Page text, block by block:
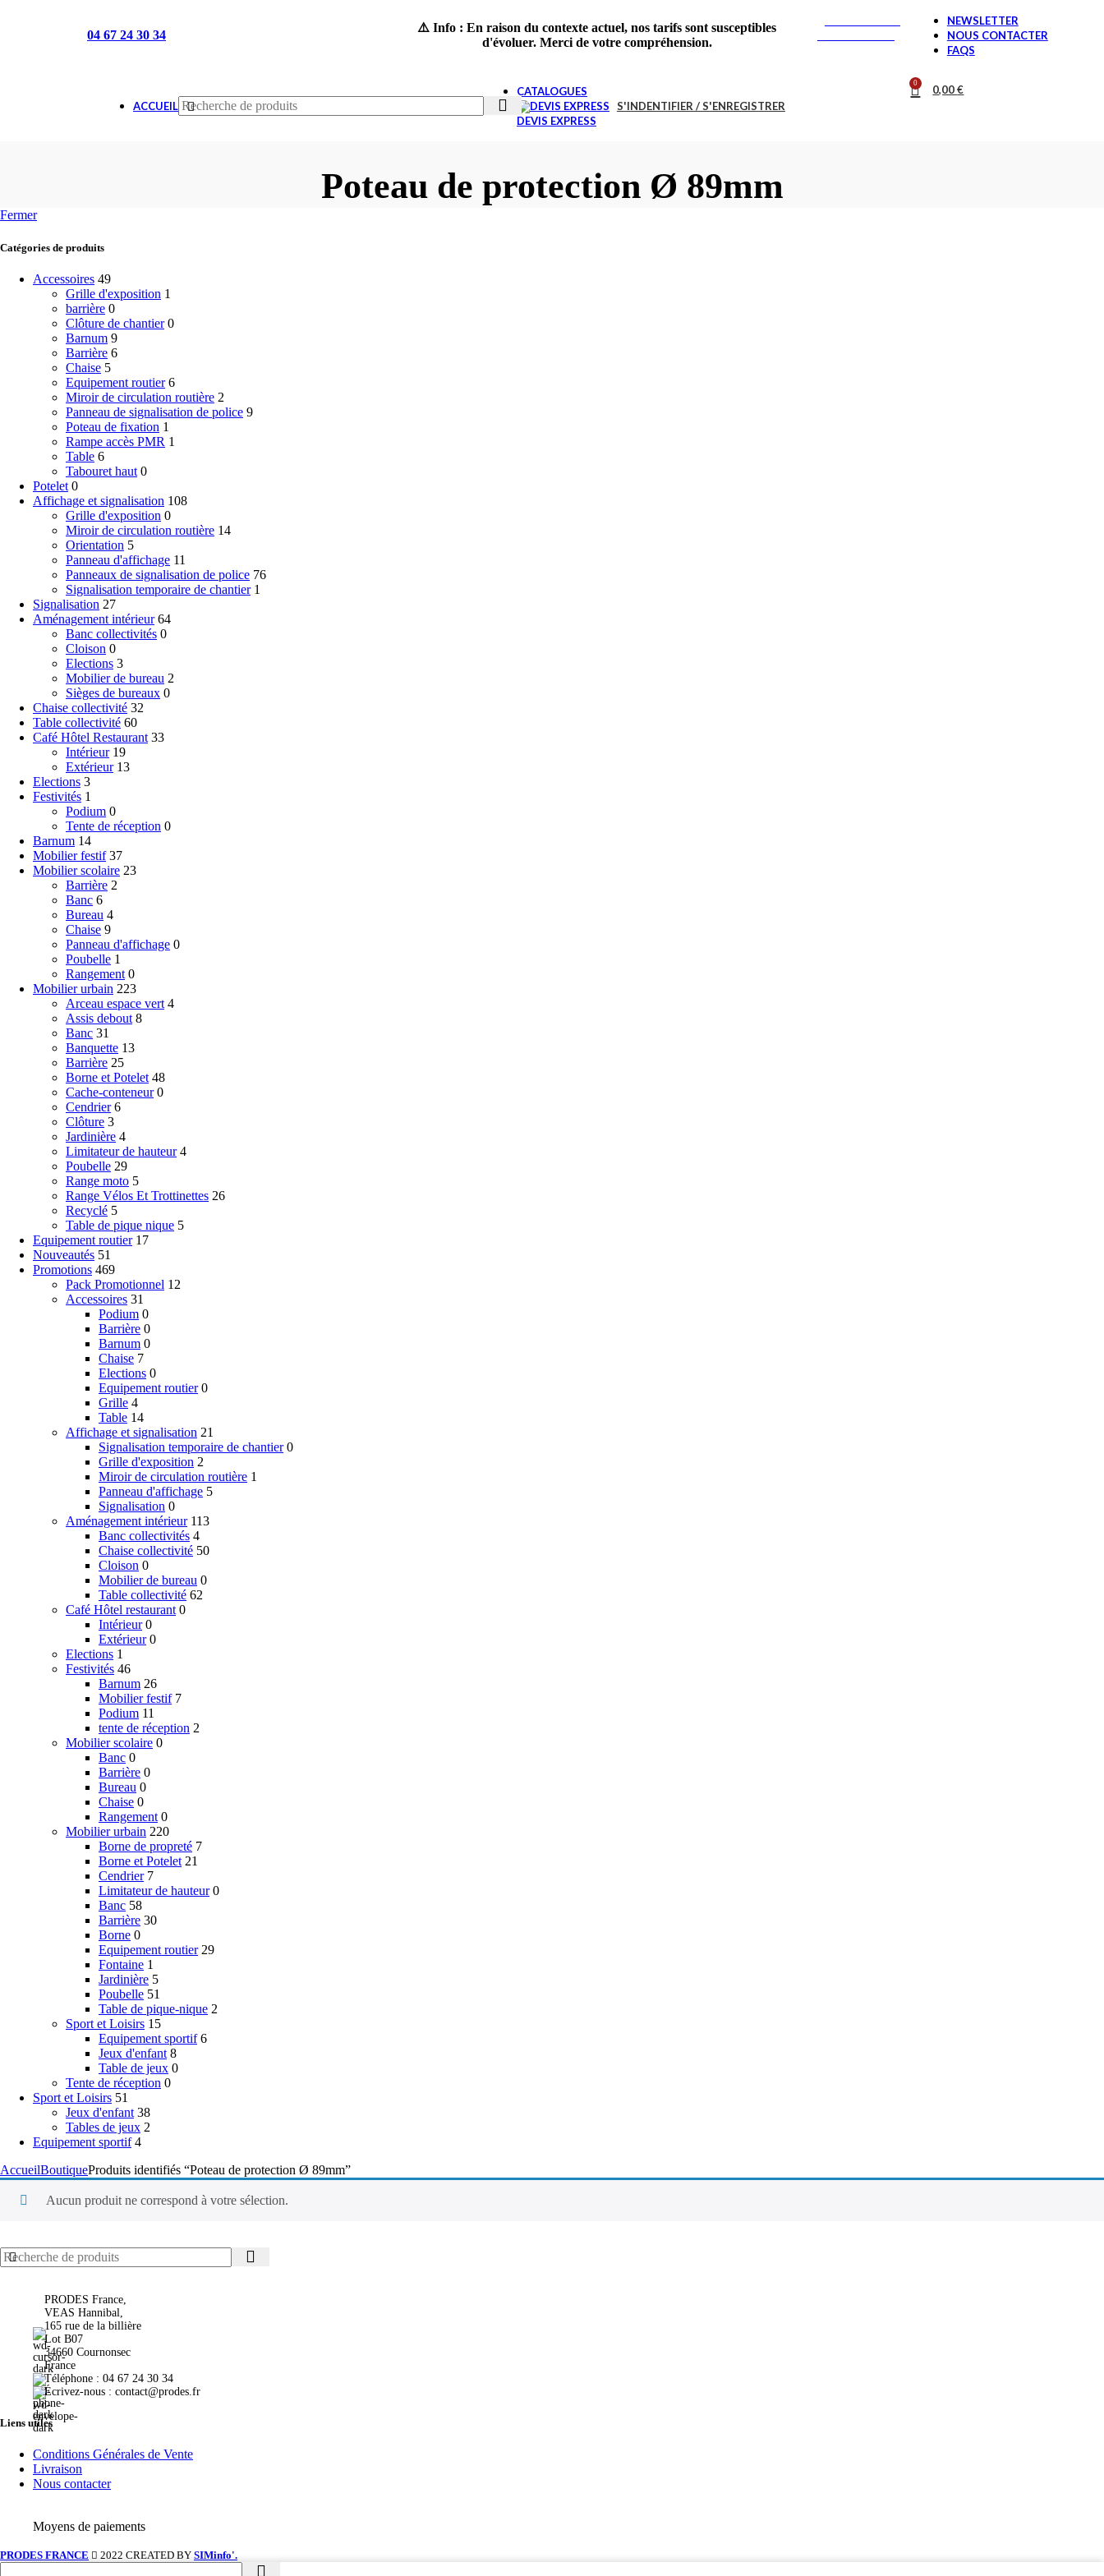
04 67 24 30 34
⚠️ Info : En raison du contexte actuel, nos tarifs sont susceptibles
d'évoluer. Merci de votre compréhension.
NEWSLETTER
NOUS CONTACTER
FAQS
ACCUEIL
CATALOGUES
DEVIS EXPRESS
S'INDENTIFIER / S'ENREGISTRER
0 0,00€
Poteau de protection Ø 89mm
Fermer
Catégories de produits
Accessoires 49
Grille d'exposition 1
barrière 0
Clôture de chantier 0
Barnum 9
Barrière 6
Chaise 5
Equipement routier 6
Miroir de circulation routière 2
Panneau de signalisation de police 9
Poteau de fixation 1
Rampe accès PMR 1
Table 6
Tabouret haut 0
Potelet 0
Affichage et signalisation 108
Grille d'exposition 0
Miroir de circulation routière 14
Orientation 5
Panneau d'affichage 11
Panneaux de signalisation de police 76
Signalisation temporaire de chantier 1
Signalisation 27
Aménagement intérieur 64
Banc collectivités 0
Cloison 0
Elections 3
Mobilier de bureau 2
Sièges de bureaux 0
Chaise collectivité 32
Table collectivité 60
Café Hôtel Restaurant 33
Intérieur 19
Extérieur 13
Elections 3
Festivités 1
Podium 0
Tente de réception 0
Barnum 14
Mobilier festif 37
Mobilier scolaire 23
Barrière 2
Banc 6
Bureau 4
Chaise 9
Panneau d'affichage 0
Poubelle 1
Rangement 0
Mobilier urbain 223
Arceau espace vert 4
Assis debout 8
Banc 31
Banquette 13
Barrière 25
Borne et Potelet 48
Cache-conteneur 0
Cendrier 6
Clôture 3
Jardinière 4
Limitateur de hauteur 4
Poubelle 29
Range moto 5
Range Vélos Et Trottinettes 26
Recyclé 5
Table de pique nique 5
Equipement routier 17
Nouveautés 51
Promotions 469
Pack Promotionnel 12
Accessoires 31
Podium 0
Barrière 0
Barnum 0
Chaise 7
Elections 0
Equipement routier 0
Grille 4
Table 14
Affichage et signalisation 21
Signalisation temporaire de chantier 0
Grille d'exposition 2
Miroir de circulation routière 1
Panneau d'affichage 5
Signalisation 0
Aménagement intérieur 113
Banc collectivités 4
Chaise collectivité 50
Cloison 0
Mobilier de bureau 0
Table collectivité 62
Café Hôtel restaurant 0
Intérieur 0
Extérieur 0
Elections 1
Festivités 46
Barnum 26
Mobilier festif 7
Podium 11
tente de réception 2
Mobilier scolaire 0
Banc 0
Barrière 0
Bureau 0
Chaise 0
Rangement 0
Mobilier urbain 220
Borne de propreté 7
Borne et Potelet 21
Cendrier 7
Limitateur de hauteur 0
Banc 58
Barrière 30
Borne 0
Equipement routier 29
Fontaine 1
Jardinière 5
Poubelle 51
Table de pique-nique 2
Sport et Loisirs 15
Equipement sportif 6
Jeux d'enfant 8
Table de jeux 0
Tente de réception 0
Sport et Loisirs 51
Jeux d'enfant 38
Tables de jeux 2
Equipement sportif 4
AccueilBoutiqueProduits identifiés “Poteau de protection Ø 89mm”
Aucun produit ne correspond à votre sélection.
PRODES France,
VEAS Hannibal,
165 rue de la billière
Lot B07
34660 Cournonsec
France
Téléphone : 04 67 24 30 34
Écrivez-nous : contact@prodes.fr
Liens utiles
Conditions Générales de Vente
Livraison
Nous contacter
Moyens de paiements
PRODES FRANCE 2022 CREATED BY SIMinfo'.